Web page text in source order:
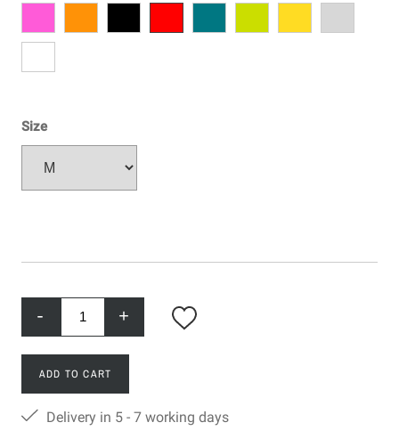
Size
- +
ADD TO CART
Delivery in 5 - 7 working days